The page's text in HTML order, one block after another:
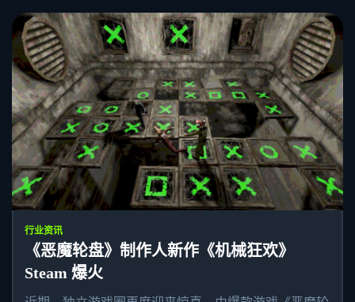
行业资讯
《恶魔轮盘》制作人新作《机械狂欢》
Steam 爆火